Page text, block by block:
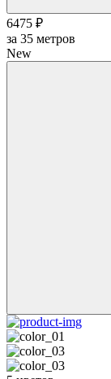
6475 ₽
за 35 метров
New